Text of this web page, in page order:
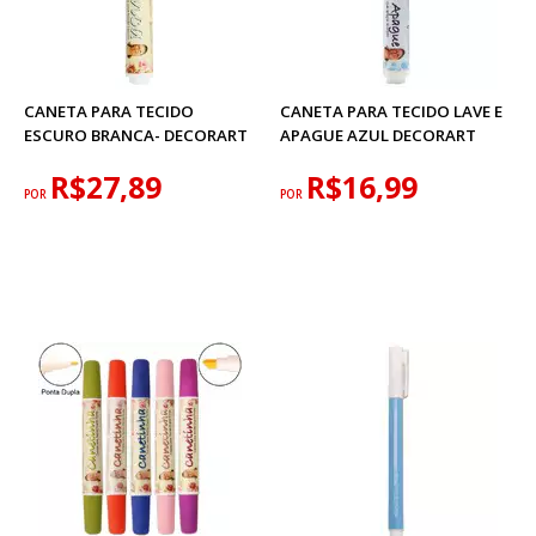
CANETA PARA TECIDO
ESCURO BRANCA- DECORART
POR R$27,89
CANETA PARA TECIDO LAVE E
APAGUE AZUL DECORART
POR R$16,99